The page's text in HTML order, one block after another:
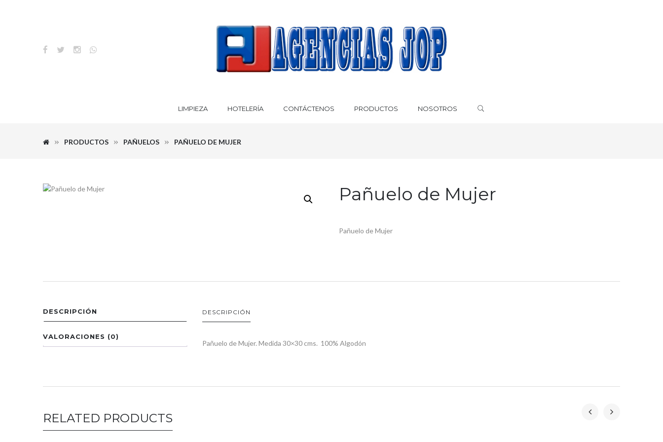
LIMPIEZA HOTELERÍA CONTÁCTENOS PRODUCTOS NOSOTROS
PRODUCTOS PAÑUELOS PAÑUELO DE MUJER
Pañuelo de Mujer
Pañuelo de Mujer
DESCRIPCIÓN
VALORACIONES (0)
DESCRIPCIÓN
Pañuelo de Mujer. Medida 30×30 cms. 100% Algodón
RELATED PRODUCTS